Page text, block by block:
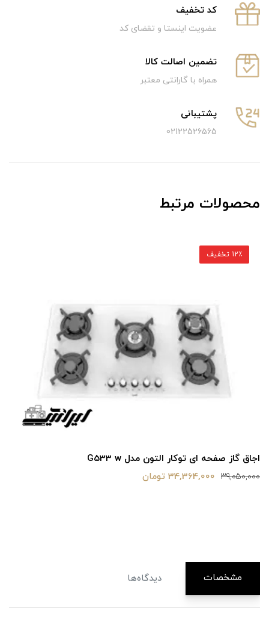
كد تخفيف
عضویت اینستا و تقضای کد
تضمین اصالت کالا
همراه با گارانتی معتبر
پشتیبانی
02122526565
محصولات مرتبط
اجاق گاز صفحه ای توکار التون مدل G533 w
39,050,000 34,364,000 تومان
12٪ تخفیف
مشخصات دیدگاه‌ها